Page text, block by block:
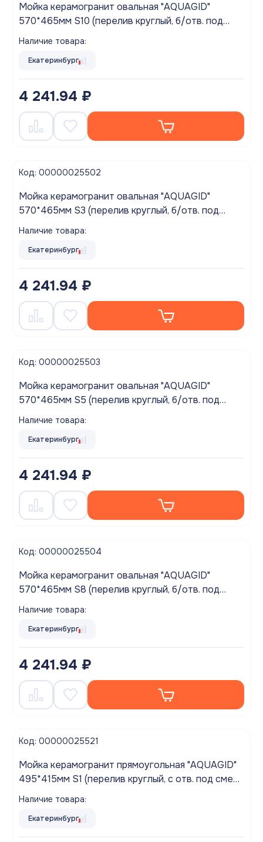
Мойка керамогранит овальная "AQUAGID"
570*465мм S10 (перелив круглый, б/отв. под
смес.) Серый песок БЕЗ СИФОНА (M3S10)
Наличие товара:
Екатеринбург
4 241.94 ₽
Код: 00000025502
Мойка керамогранит овальная "AQUAGID"
570*465мм S3 (перелив круглый, б/отв. под
смес.) Темно-серый БЕЗ СИФОНА (M3S3)
Наличие товара:
Екатеринбург
4 241.94 ₽
Код: 00000025503
Мойка керамогранит овальная "AQUAGID"
570*465мм S5 (перелив круглый, б/отв. под
смес.) Песочный БЕЗ СИФОНА (M3S5)
Наличие товара:
Екатеринбург
4 241.94 ₽
Код: 00000025504
Мойка керамогранит овальная "AQUAGID"
570*465мм S8 (перелив круглый, б/отв. под
смес.) Арктика БЕЗ СИФОНА (M3S8)
Наличие товара:
Екатеринбург
4 241.94 ₽
Код: 00000025521
Мойка керамогранит прямоугольная "AQUAGID"
495*415мм S1 (перелив круглый, с отв. под смес.)
Черный БЕЗ СИФОНА (M13S1)
Наличие товара:
Екатеринбург